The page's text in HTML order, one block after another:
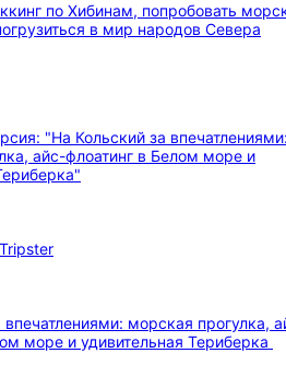
по Хибинам, попробовать
в мир народов Севера
впечатлениями: морская прогулка,
море и удивительная Териберка